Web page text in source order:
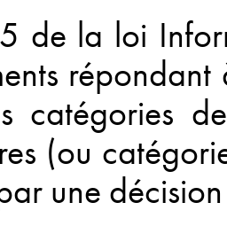
de la loi
catégories
(ou
une